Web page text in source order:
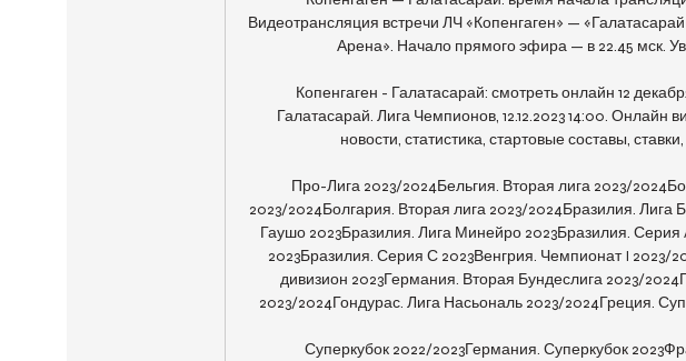
Видеотрансляция встречи ЛЧ «Копенгаген» —
Арена». Начало прямого эфира — в 22.45 мск.
Копенгаген - Галатасарай: смотреть онлайн 12
Галатасарай. Лига Чемпионов, 12.12.2023 14:00. Онлайн
новости, статистика, стартовые составы,
Про-Лига 2023/2024Бельгия. Вторая лига 2023/
2023/2024Болгария. Вторая лига 2023/2024Бразилия. Лига
Гаушо 2023Бразилия. Лига Минейро 2023Бразилия. Серия
2023Бразилия. Серия С 2023Венгрия. Чемпионат I 2023/
дивизион 2023Германия. Вторая Бундеслига 2023/
2023/2024Гондурас. Лига Насьональ 2023/2024Греция.
Суперкубок 2022/2023Германия. Суперкубок